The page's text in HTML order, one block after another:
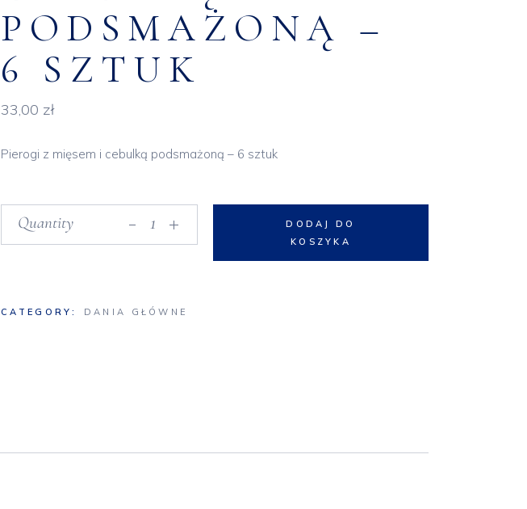
PODSMAŻONĄ –
6 SZTUK
33,00 zł
Pierogi z mięsem i cebulką podsmażoną – 6 sztuk
Pierogi z mięsem i cebulką podsmażoną – 6 sztuk quantity
Quantity
DODAJ DO
KOSZYKA
CATEGORY: DANIA GŁÓWNE